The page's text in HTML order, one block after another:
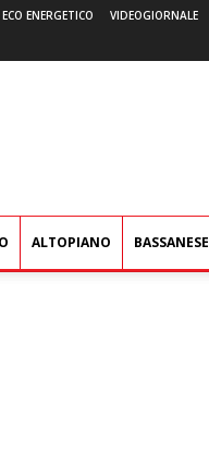
ECO ENERGETICO VIDEOGIORNALE
ALTOPIANO BASSANESE